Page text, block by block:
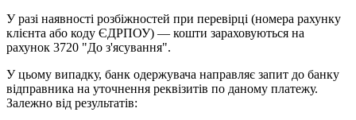
У разі наявності розбіжностей при перевірці (номера рахунку
клієнта або коду ЄДРПОУ) — кошти зараховуються на
рахунок 3720 "До з'ясування".
У цьому випадку, банк одержувача направляє запит до банку
відправника на уточнення реквізитів по даному платежу.
Залежно від результатів: